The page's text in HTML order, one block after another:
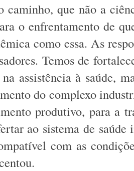
caminho, que não a
o enfrentamento de
como essa. As
Temos de
assistência à saúde,
do complexo
produtivo, para a
ao sistema de saúde
com as